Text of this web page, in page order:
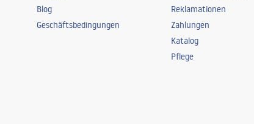
Blog
Geschäftsbedingungen
Reklamationen
Zahlungen
Katalog
Pflege